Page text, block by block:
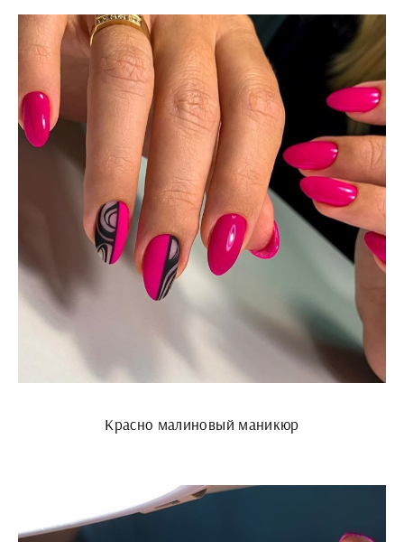
Красно малиновый маникюр